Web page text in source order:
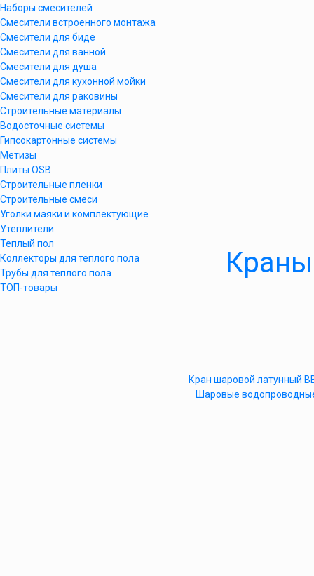
Кран шаровой латунный
Шаровые
Наборы смесителей
Смесители встроенного монтажа
Смесители для биде
Смесители для ванной
Смесители для душа
Смесители для кухонной мойки
Смесители для раковины
Строительные материалы
Водосточные системы
Гипсокартонные системы
Метизы
Плиты OSB
Строительные пленки
Строительные смеси
Уголки маяки и комплектующие
Утеплители
Теплый пол
Коллекторы для теплого пола
Трубы для теплого пола
ТОП-товары